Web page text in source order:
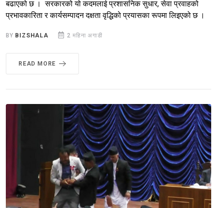
बढाएको छ । सरकारको यो कदमलाई प्रशासनिक सुधार, सेवा प्रवाहको
प्रभावकारिता र कार्यसम्पादन दक्षता वृद्धिको प्रयासका रूपमा लिइएको छ ।
BY BIZSHALA 2 महिना अगाडी
READ MORE